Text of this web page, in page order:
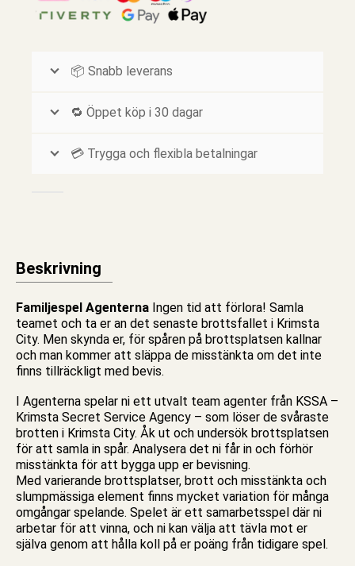
📦 Snabb leverans
🔁 Öppet köp i 30 dagar
💳 Trygga och flexibla betalningar
Beskrivning
Familjespel Agenterna Ingen tid att förlora! Samla
teamet och ta er an det senaste brottsfallet i Krimsta
City. Men skynda er, för spåren på brottsplatsen kallnar
och man kommer att släppa de misstänkta om det inte
finns tillräckligt med bevis.
I Agenterna spelar ni ett utvalt team agenter från KSSA –
Krimsta Secret Service Agency – som löser de svåraste
brotten i Krimsta City. Åk ut och undersök brottsplatsen
för att samla in spår. Analysera det ni får in och förhör
misstänkta för att bygga upp er bevisning.
Med varierande brottsplatser, brott och misstänkta och
slumpmässiga element finns mycket variation för många
omgångar spelande. Spelet är ett samarbetsspel där ni
arbetar för att vinna, och ni kan välja att tävla mot er
själva genom att hålla koll på er poäng från tidigare spel.